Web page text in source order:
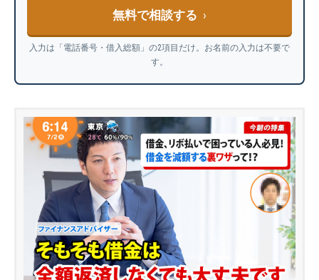
無料で相談する
入力は「電話番号・借入総額」の2項目だけ。お名前の入力は不要で
す。